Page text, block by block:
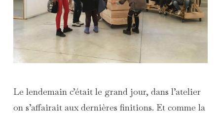
Le lendemain c’était le grand jour, dans l’atelier
on s’affairait aux dernières finitions. Et comme la